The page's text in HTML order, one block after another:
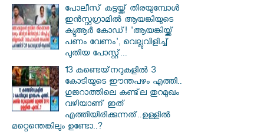
പോലീസ് കട്ടയ്ക്ക് തിരയുമ്പോൾ
ഇൻസ്റ്റഗ്രാമിൽ ആയങ്കിയുടെ
ക്യുആർ കോഡ്! 'ആയങ്കിയ്ക്ക്
പണം വേണം', വെല്ലുവിളിച്ച്
പുതിയ പോസ്റ്റ്...
13 കണ്ടെയ്‌നറുകളിൽ 3
കോടിയുടെ ഈന്തപഴം എത്തി..
ഗുജറാത്തിലെ കണ്ട്‌ല തുറമുഖം
വഴിയാണ് ഇത്
എത്തിയിരിക്കുന്നത്..ഉള്ളിൽ
മറ്റെന്തെങ്കിലും ഉണ്ടോ..?